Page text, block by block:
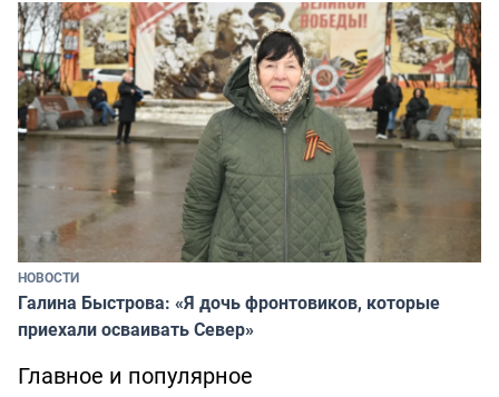
НОВОСТИ
Галина Быстрова: «Я дочь фронтовиков, которые
приехали осваивать Север»
Главное и популярное